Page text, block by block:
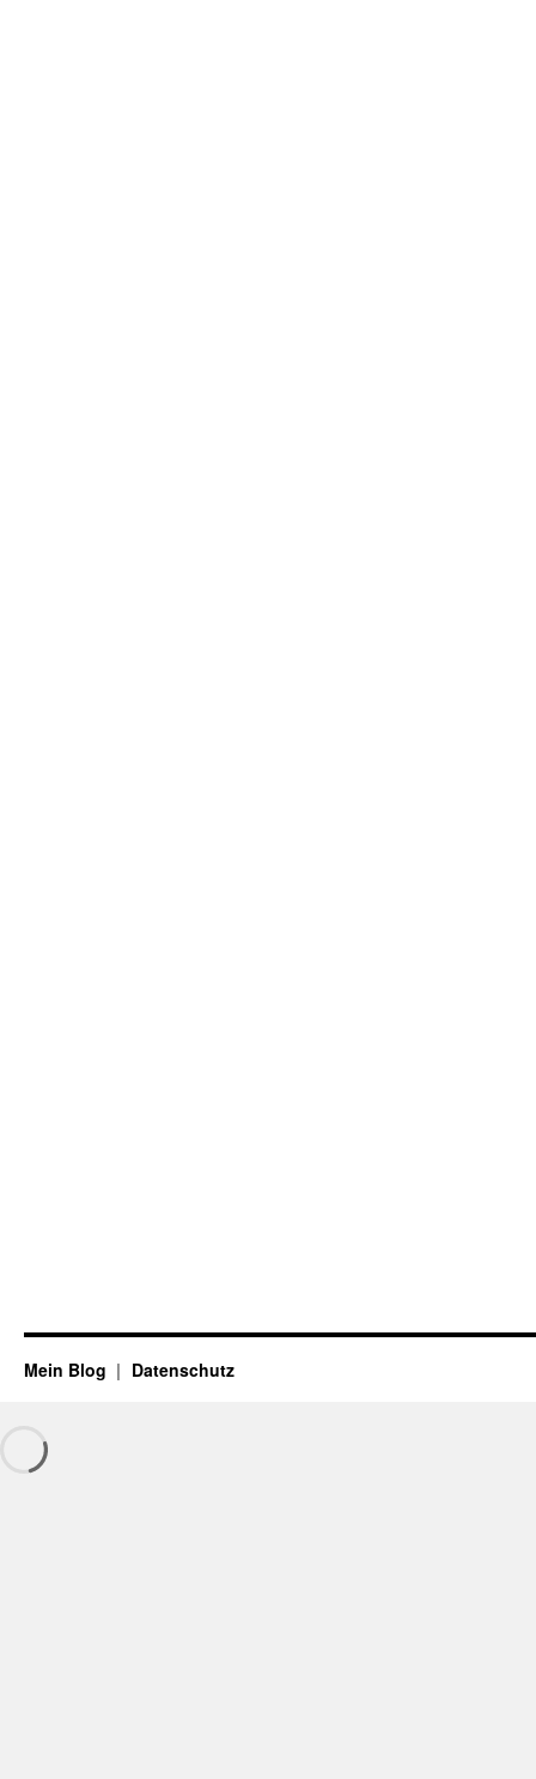
Mein Blog Datenschutz